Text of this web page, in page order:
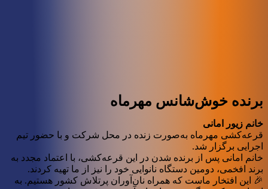
برنده خوش‌شانس مهرماه
خانم زیور امانی
قرعه‌کشی مهرماه به‌صورت زنده در محل شرکت و با حضور تیم
اجرایی برگزار شد.
خانم امانی پس از برنده شدن در این قرعه‌کشی، با اعتماد مجدد به
برند افخمی، دومین دستگاه نانوایی خود را نیز از ما تهیه کردند.
🎉 این افتخار ماست که همراه نان‌آوران پرتلاش کشور هستیم. به